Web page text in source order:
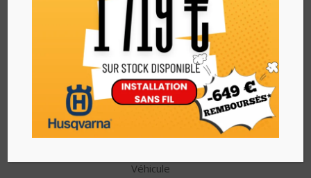
Autres catégories
Autoportée
Désherbage
Sécateur
Tondeuse débroussailleuse
Véhicule